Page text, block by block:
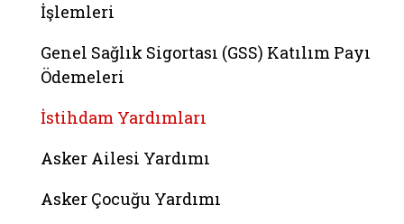
İşlemleri
Genel Sağlık Sigortası (GSS) Katılım Payı
Ödemeleri
İstihdam Yardımları
Asker Ailesi Yardımı
Asker Çocuğu Yardımı